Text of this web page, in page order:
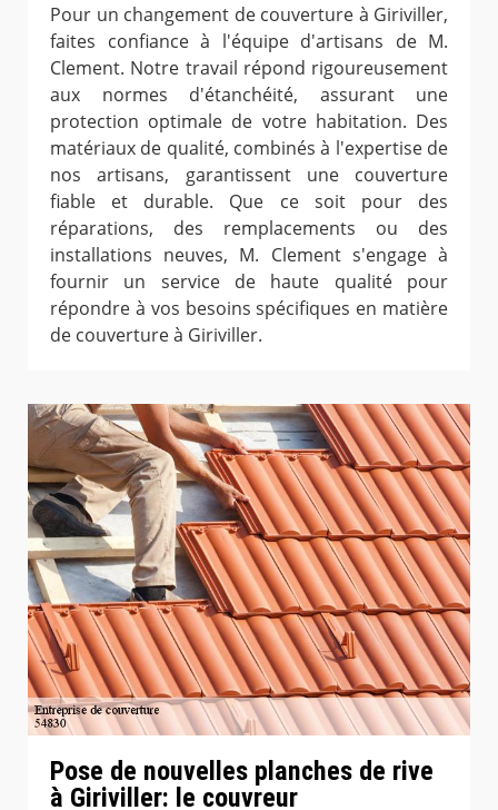
Pour un changement de couverture à Giriviller,
faites confiance à l'équipe d'artisans de M.
Clement. Notre travail répond rigoureusement
aux normes d'étanchéité, assurant une
protection optimale de votre habitation. Des
matériaux de qualité, combinés à l'expertise de
nos artisans, garantissent une couverture
fiable et durable. Que ce soit pour des
réparations, des remplacements ou des
installations neuves, M. Clement s'engage à
fournir un service de haute qualité pour
répondre à vos besoins spécifiques en matière
de couverture à Giriviller.
Pose de nouvelles planches de rive
à Giriviller: le couvreur